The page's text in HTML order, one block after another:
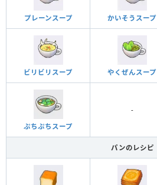
プレーンスープ かいそうスープ
ビリビリスープ やくぜんスープ
ぷちぷちスープ
-
パンのレシピ